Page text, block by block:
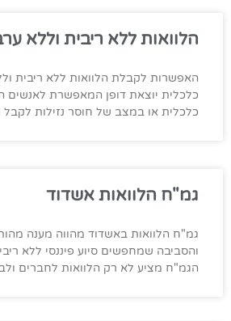
הלוואות ללא ריבית וללא
האפשרות לקבלת הלוואות ללא ריבית
כלכלית יוצאת דופן המאפשרת לאנשים
כלכלית או במצב של חוסר נזילות לקבל
גמ"ח הלוואות אשדוד
גמ"ח הלוואות באשדוד מהווה מענה
והסביבה שמחפשים סיוע פיננסי ללא
הגמ"ח מציע לא רק הלוואות לחברים